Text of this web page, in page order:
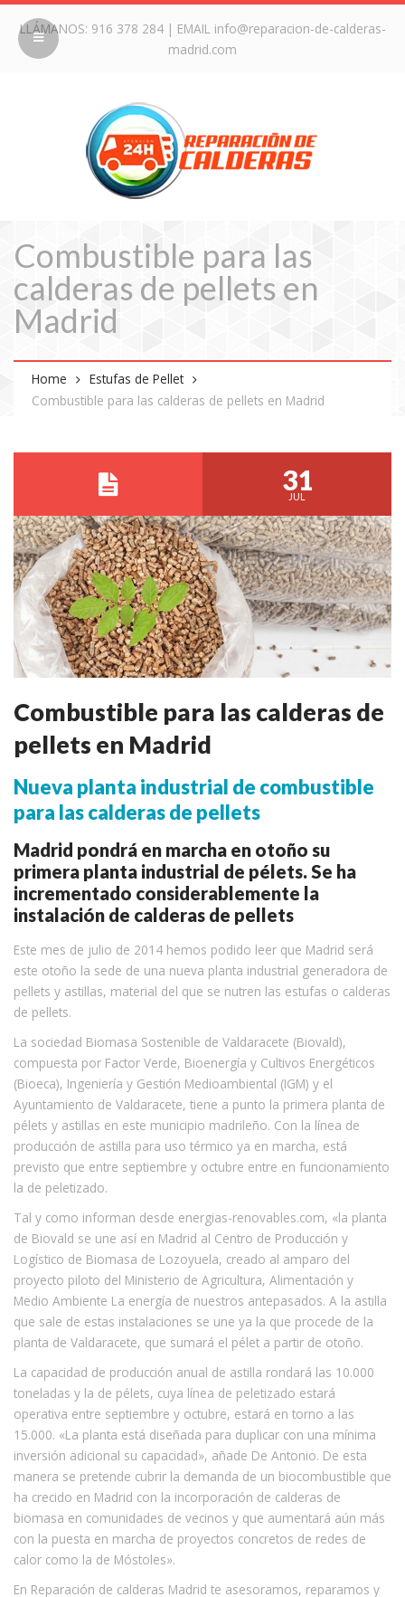
LLÁMANOS: 916 378 284| EMAIL info@reparacion-de-calderas-
madrid.com
Combustible para las
calderas de pellets en
Madrid
Home
Estufas de Pellet
Combustible para las calderas de pellets en Madrid
31
JUL
Combustible para las calderas de
pellets en Madrid
Nueva planta industrial de combustible
para las calderas de pellets
Madrid pondrá en marcha en otoño su
primera planta industrial de pélets. Se ha
incrementado considerablemente la
instalación de calderas de pellets
Este mes de julio de 2014 hemos podido leer que Madrid será
este otoño la sede de una nueva planta industrial generadora de
pellets y astillas, material del que se nutren las estufas o calderas
de pellets.
La sociedad Biomasa Sostenible de Valdaracete (Biovald),
compuesta por Factor Verde, Bioenergía y Cultivos Energéticos
(Bioeca), Ingeniería y Gestión Medioambiental (IGM) y el
Ayuntamiento de Valdaracete, tiene a punto la primera planta de
pélets y astillas en este municipio madrileño. Con la línea de
producción de astilla para uso térmico ya en marcha, está
previsto que entre septiembre y octubre entre en funcionamiento
la de peletizado.
Tal y como informan desde energias-renovables.com, «la planta
de Biovald se une así en Madrid al Centro de Producción y
Logístico de Biomasa de Lozoyuela, creado al amparo del
proyecto piloto del Ministerio de Agricultura, Alimentación y
Medio Ambiente La energía de nuestros antepasados. A la astilla
que sale de estas instalaciones se une ya la que procede de la
planta de Valdaracete, que sumará el pélet a partir de otoño.
La capacidad de producción anual de astilla rondará las 10.000
toneladas y la de pélets, cuya línea de peletizado estará
operativa entre septiembre y octubre, estará en torno a las
15.000. «La planta está diseñada para duplicar con una mínima
inversión adicional su capacidad», añade De Antonio. De esta
manera se pretende cubrir la demanda de un biocombustible que
ha crecido en Madrid con la incorporación de calderas de
biomasa en comunidades de vecinos y que aumentará aún más
con la puesta en marcha de proyectos concretos de redes de
calor como la de Móstoles».
En Reparación de calderas Madrid te asesoramos, reparamos y